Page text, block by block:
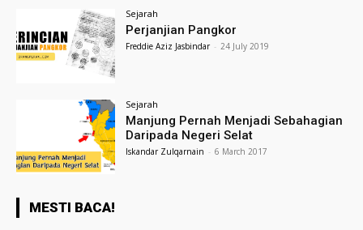
Sejarah
Perjanjian Pangkor
Freddie Aziz Jasbindar - 24 July 2019
Sejarah
Manjung Pernah Menjadi Sebahagian
Daripada Negeri Selat
Iskandar Zulqarnain - 6 March 2017
MESTI BACA!